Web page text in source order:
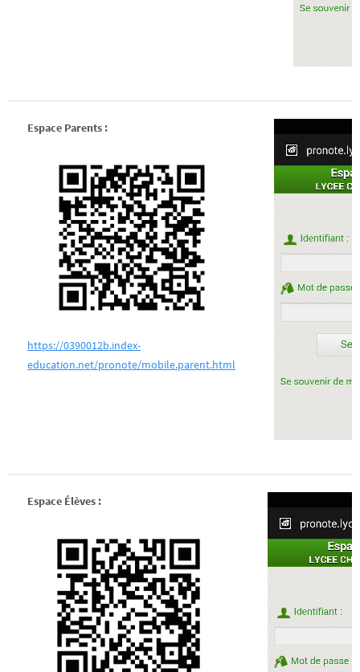
Espace Parents :
https://0390012b.index-
education.net/pronote/mobile.parent.html
Espace Élèves :